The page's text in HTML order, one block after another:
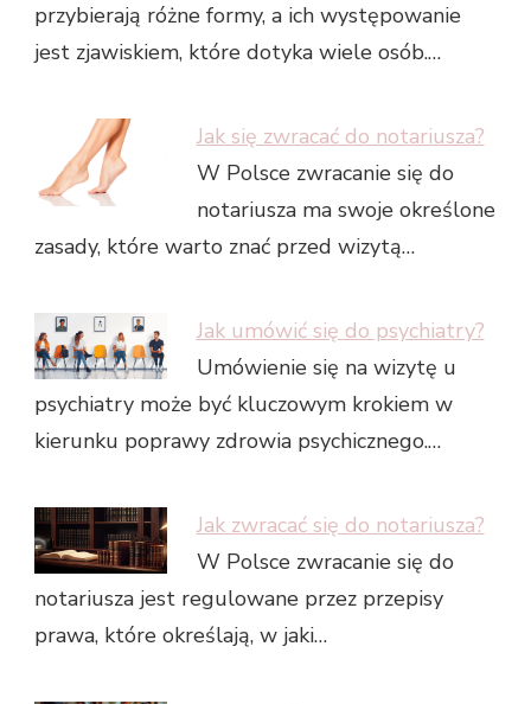
przybierają różne formy, a ich występowanie
jest zjawiskiem, które dotyka wiele osób.…
Jak się zwracać do notariusza?
W Polsce zwracanie się do
notariusza ma swoje określone
zasady, które warto znać przed wizytą…
Jak umówić się do psychiatry?
Umówienie się na wizytę u
psychiatry może być kluczowym krokiem w
kierunku poprawy zdrowia psychicznego.…
Jak zwracać się do notariusza?
W Polsce zwracanie się do
notariusza jest regulowane przez przepisy
prawa, które określają, w jaki…